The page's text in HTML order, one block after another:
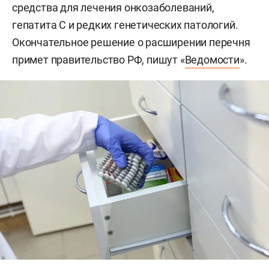
средства для лечения онкозаболеваний,
гепатита С и редких генетических патологий.
Окончательное решение о расширении перечня
примет правительство РФ, пишут «Ведомости».